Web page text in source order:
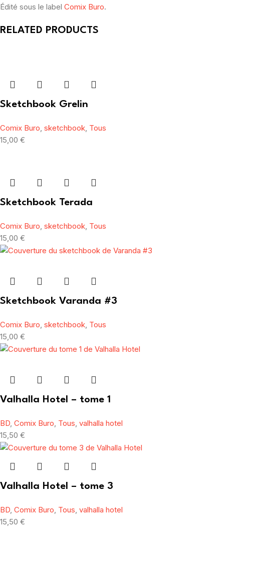
Édité sous le label Comix Buro.
RELATED PRODUCTS
Sketchbook Grelin
Comix Buro, sketchbook, Tous
15,00 €
Sketchbook Terada
Comix Buro, sketchbook, Tous
15,00 €
Sketchbook Varanda #3
Comix Buro sketchbook Tous
15,00 €
Valhalla Hotel – tome 1
BD Comix Buro Tous valhalla hotel
15,50 €
Valhalla Hotel – tome 3
BD Comix Buro Tous valhalla hotel
15,50 €